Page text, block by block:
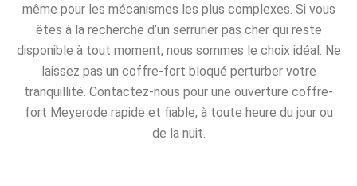
même pour les mécanismes les plus complexes. Si vous
êtes à la recherche d’un serrurier pas cher qui reste
disponible à tout moment, nous sommes le choix idéal. Ne
laissez pas un coffre-fort bloqué perturber votre
tranquillité. Contactez-nous pour une ouverture coffre-
fort Meyerode rapide et fiable, à toute heure du jour ou
de la nuit.